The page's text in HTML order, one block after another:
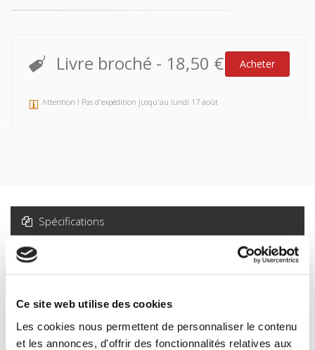
Ce site web utilise des cookies
Les cookies nous permettent de personnaliser le contenu
et les annonces, d'offrir des fonctionnalités relatives aux
Livre broché - 18,50 € Acheter
Attention ! Pas d'expédition jusqu'au lundi 17 août
Spécifications
Spécifications